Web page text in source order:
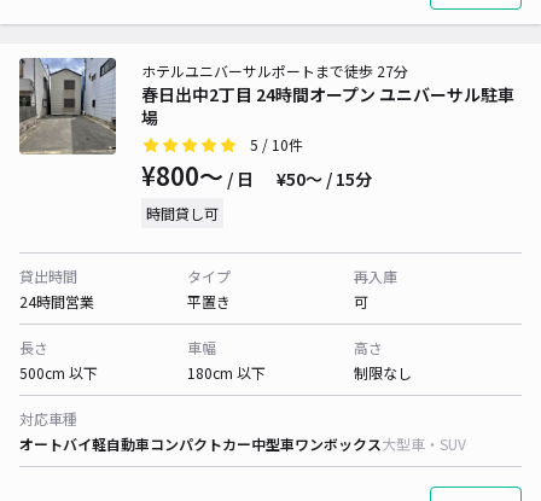
春日出中2丁目 24時間オープン ユニバーサル駐車
場
ホテルユニバーサルポートまで徒歩 27分
5 / 10件
¥800〜 / 日 ¥50〜 / 15分
時間貸し可
貸出時間
24時間営業
タイプ
平置き
再入庫
可
長さ
500cm 以下
車幅
180cm 以下
高さ
制限なし
対応車種
オートバイ軽自動車コンパクトカー中型車ワンボックス大型車・SUV